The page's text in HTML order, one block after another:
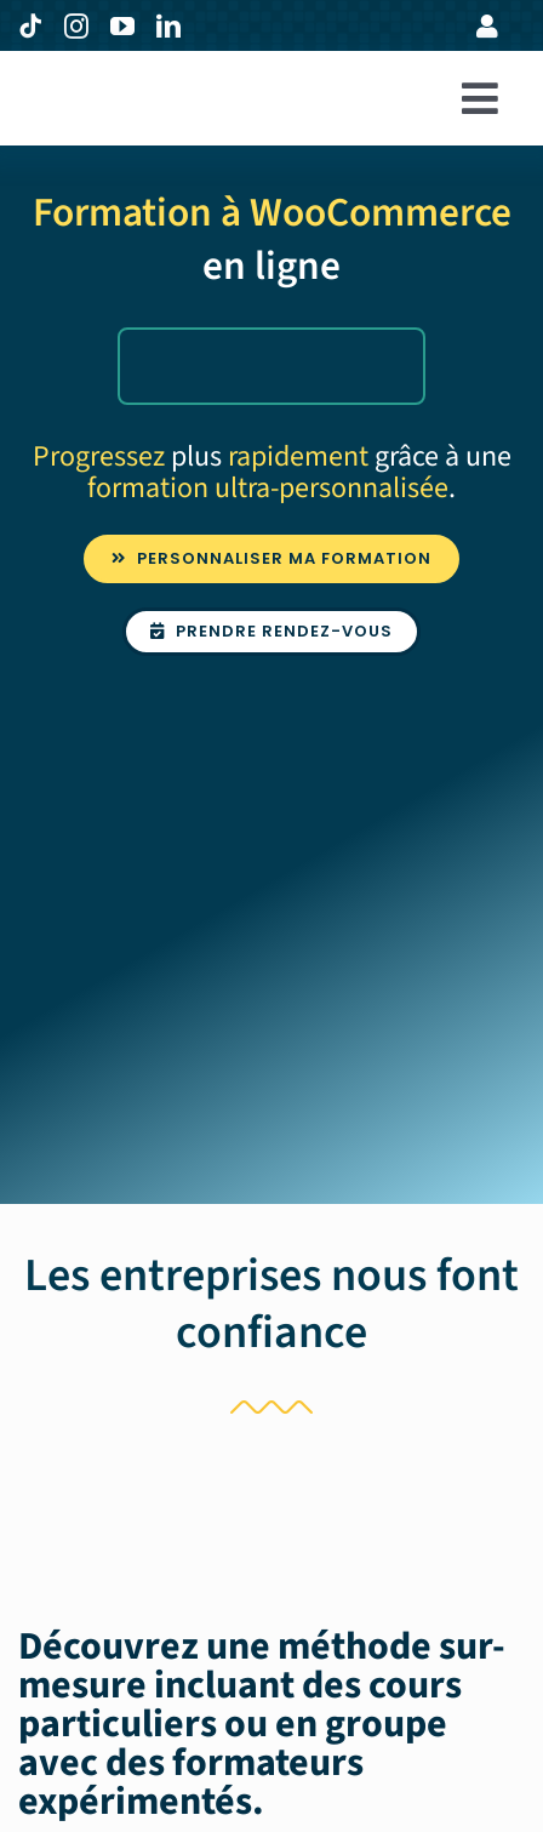
Passer
au
Formations
Entreprises
Avis
À propos
Formation à WooCommerce
en ligne
Progressez plus rapidementgrâce à une
formation ultra-personnalisée.
PERSONNALISER MA FORMATION
PRENDRE RENDEZ-VOUS
Les entreprises nous font
confiance
Découvrez une méthode sur-
mesure incluant descours
particuliers ou en groupe
avec desformateurs
expérimentés.